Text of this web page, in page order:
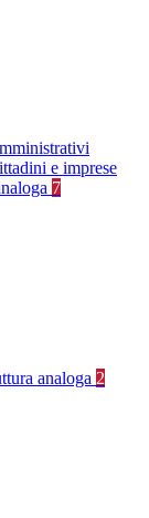
e imprese
7
analoga 2